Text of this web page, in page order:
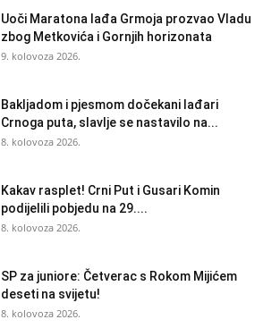
Uoči Maratona lađa Grmoja prozvao Vladu
zbog Metkovića i Gornjih horizonata
9. kolovoza 2026.
Bakljadom i pjesmom dočekani lađari
Crnoga puta, slavlje se nastavilo na...
8. kolovoza 2026.
Kakav rasplet! Crni Put i Gusari Komin
podijelili pobjedu na 29....
8. kolovoza 2026.
SP za juniore: Četverac s Rokom Mijićem
deseti na svijetu!
8. kolovoza 2026.